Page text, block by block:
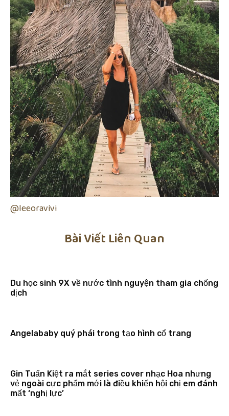
@leeoravivi
Bài Viết Liên Quan
Du học sinh 9X về nước tình nguyện tham gia chống
dịch
Angelababy quý phái trong tạo hình cổ trang
Gin Tuấn Kiệt ra mắt series cover nhạc Hoa nhưng
vẻ ngoài cực phẩm mới là điều khiến hội chị em đánh
mất ‘nghị lực’